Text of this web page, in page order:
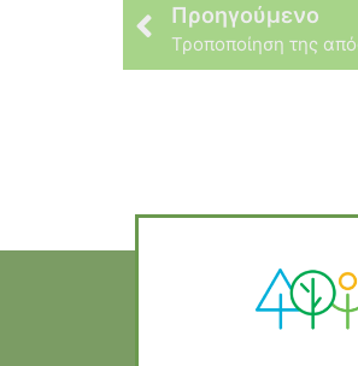
Προηγούμενο
Τροποποίηση της